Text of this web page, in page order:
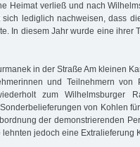
Heimat verließ und nach
lediglich nachweisen, dass
In diesem Jahr wurde eine ihrer
in der Straße Am kleinen
und Teilnehmern von
zum Wilhelmsburger
von Kohlen
der demonstrierenden
jedoch eine Extralieferung